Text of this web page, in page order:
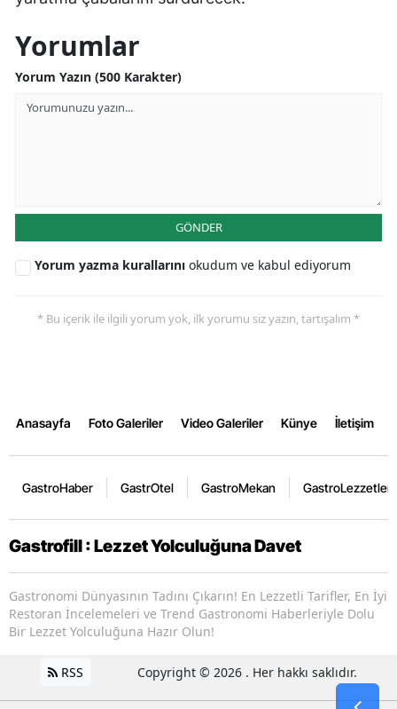
Yorumlar
Yorum Yazın (500 Karakter)
GÖNDER
Yorum yazma kurallarını okudum ve kabul ediyorum
* Bu içerik ile ilgili yorum yok, ilk yorumu siz yazın, tartışalım *
Anasayfa Foto Galeriler Video Galeriler Künye İletişim
GastroHaber GastrOtel GastroMekan GastroLezzetler
Gastrofill : Lezzet Yolculuğuna Davet
Gastronomi Dünyasının Tadını Çıkarın! En Lezzetli Tarifler, En İyi
Restoran İncelemeleri ve Trend Gastronomi Haberleriyle Dolu
Bir Lezzet Yolculuğuna Hazır Olun!
RSS Copyright © 2026 . Her hakkı saklıdır.